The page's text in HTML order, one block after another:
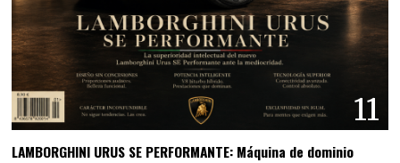
11
LAMBORGHINI URUS SE PERFORMANTE: Máquina de dominio